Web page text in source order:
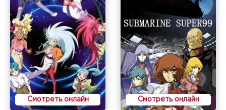
Смотреть онлайн Смотреть онлайн